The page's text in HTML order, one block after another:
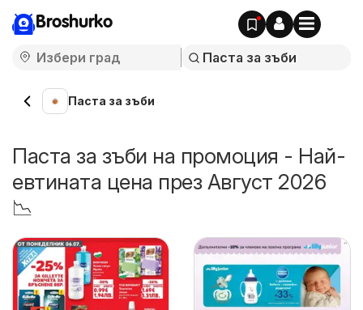
Broshurko
Паста за зъби
Паста за зъби на промоция - Най-
евтината цена през Август 2026
📉